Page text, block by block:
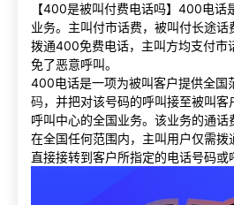
【400是被叫付费电话吗】400电话
业务。主叫付市话费，被叫付长途
拨通400免费电话，主叫方均支付市
免了恶意呼叫。
400电话是一项为被叫客户提供全国
码，并把对该号码的呼叫接至被叫
呼叫中心的全国业务。该业务的通话
在全国任何范围内，主叫用户仅需
直接接转到客户所指定的电话号码或